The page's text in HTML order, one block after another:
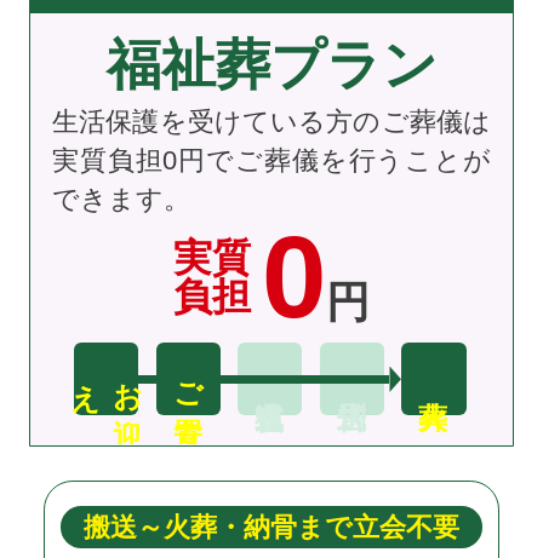
福祉葬プラン
実質
負担 0 円
生活保護を受けている方のご葬儀は
実質負担0円でご葬儀を行うことが
できます。
お
迎
え ご安置
搬送～火葬・納骨まで立会不要